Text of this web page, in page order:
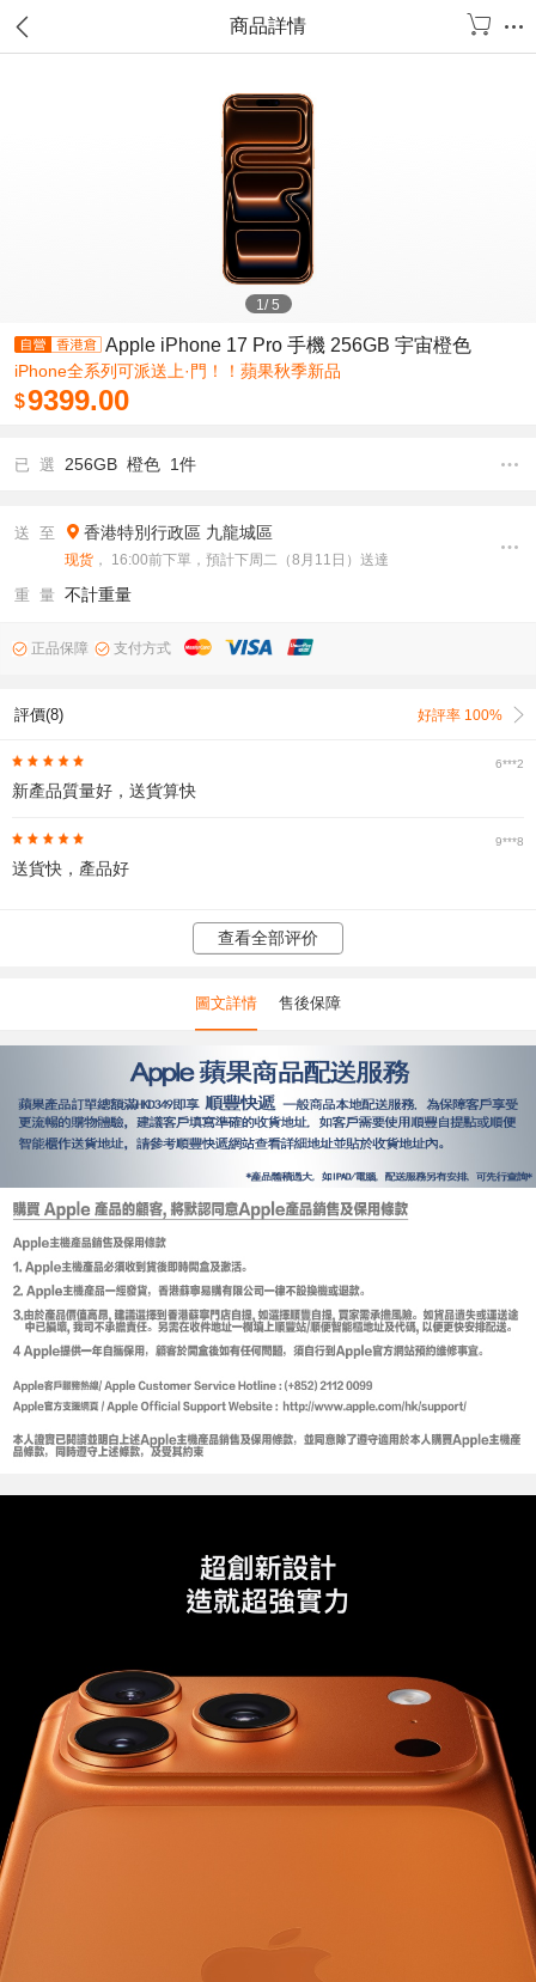
商品詳情
1/5
Apple iPhone 17 Pro 手機 256GB 宇宙橙色
iPhone全系列可派送上·門！！蘋果秋季新品
$9399.00
已 選 256GB 橙色 1件
送 至 香港特別行政區 九龍城區
现货 ， 16:00前下單，預計下周二（8月11日）送達
重 量 不計重量
正品保障 支付方式
評價(8) 好評率 100%
6***2
新產品質量好，送貨算快
9***8
送貨快，產品好
查看全部评价
圖文詳情 售後保障